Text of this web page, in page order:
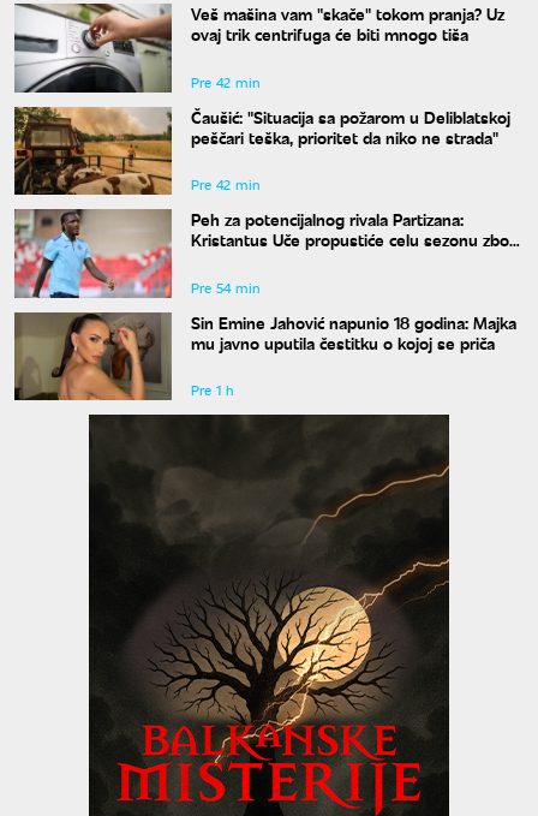
Veš mašina vam "skače" tokom pranja? Uz
ovaj trik centrifuga će biti mnogo tiša
Pre 42 min
Čaušić: "Situacija sa požarom u Deliblatskoj
peščari teška, prioritet da niko ne strada"
Pre 42 min
Peh za potencijalnog rivala Partizana:
Kristantus Uče propustiće celu sezonu zbog
Pre 54 min
Sin Emine Jahović napunio 18 godina: Majka
mu javno uputila čestitku o kojoj se priča
Pre 1 h